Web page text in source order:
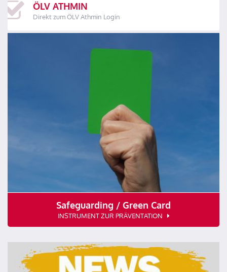
ÖLV ATHMIN
Direkt zum ÖLV Athmin Login
Safeguarding / Green Card
INSTRUMENT ZUR PRÄVENTATION